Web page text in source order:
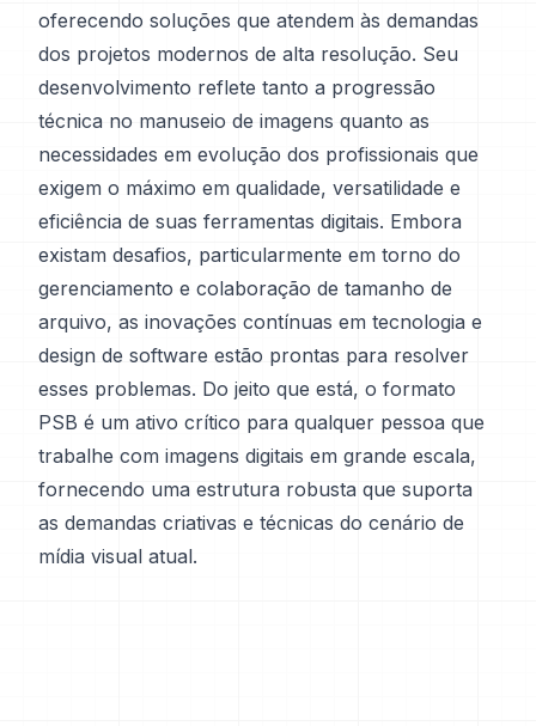
oferecendo soluções que atendem às demandas
dos projetos modernos de alta resolução. Seu
desenvolvimento reflete tanto a progressão
técnica no manuseio de imagens quanto as
necessidades em evolução dos profissionais que
exigem o máximo em qualidade, versatilidade e
eficiência de suas ferramentas digitais. Embora
existam desafios, particularmente em torno do
gerenciamento e colaboração de tamanho de
arquivo, as inovações contínuas em tecnologia e
design de software estão prontas para resolver
esses problemas. Do jeito que está, o formato
PSB é um ativo crítico para qualquer pessoa que
trabalhe com imagens digitais em grande escala,
fornecendo uma estrutura robusta que suporta
as demandas criativas e técnicas do cenário de
mídia visual atual.